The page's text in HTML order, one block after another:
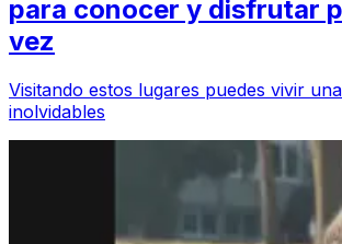
para conocer y disfrutar
vez
Visitando estos lugares puedes vivir
inolvidables